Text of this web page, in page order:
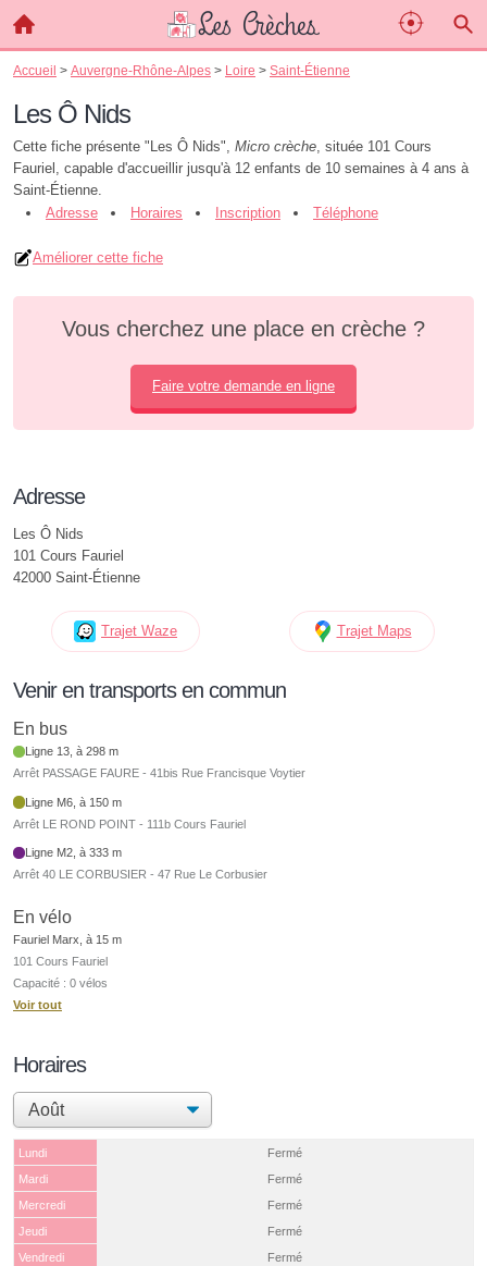
Accueil > Auvergne-Rhône-Alpes > Loire > Saint-Étienne
Les Ô Nids
Cette fiche présente "Les Ô Nids", Micro crèche, située 101 Cours
Fauriel, capable d'accueillir jusqu'à 12 enfants de 10 semaines à 4 ans à
Saint-Étienne.
Adresse
Horaires Inscription Téléphone
Améliorer cette fiche
Vous cherchez une place en crèche ?
Faire votre demande en ligne
Adresse
Les Ô Nids
101 Cours Fauriel
42000 Saint-Étienne
Trajet Waze Trajet Maps
Venir en transports en commun
En bus
Ligne 13, à 298 m
Arrêt PASSAGE FAURE - 41bis Rue Francisque Voytier
Ligne M6, à 150 m
Arrêt LE ROND POINT - 111b Cours Fauriel
Ligne M2, à 333 m
Arrêt 40 LE CORBUSIER - 47 Rue Le Corbusier
En vélo
Fauriel Marx, à 15 m
101 Cours Fauriel
Capacité : 0 vélos
Voir tout
Horaires
Lundi
Fermé
Mardi
Fermé
Mercredi
Fermé
Jeudi
Fermé
Vendredi
Fermé